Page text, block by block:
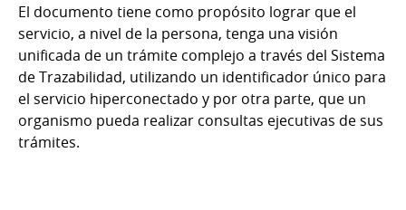
El documento tiene como propósito lograr que el
servicio, a nivel de la persona, tenga una visión
unificada de un trámite complejo a través del Sistema
de Trazabilidad, utilizando un identificador único para
el servicio hiperconectado y por otra parte, que un
organismo pueda realizar consultas ejecutivas de sus
trámites.